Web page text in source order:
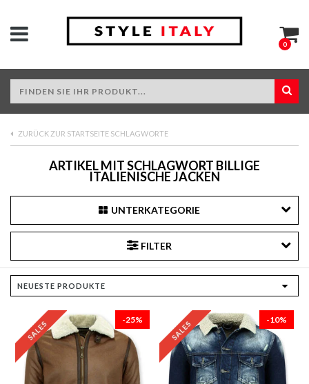
0
ZURÜCK ZUR STARTSEITE SCHLAGWORTE
ARTIKEL MIT SCHLAGWORT BILLIGE
ITALIENISCHE JACKEN
UNTERKATEGORIE
FILTER
-25% -10%